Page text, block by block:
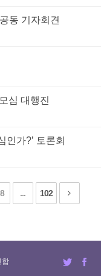
동 기자회견
심 대행진
인가?’ 토론회
... 102
합